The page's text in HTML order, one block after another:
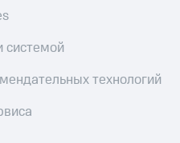
системой
технологий